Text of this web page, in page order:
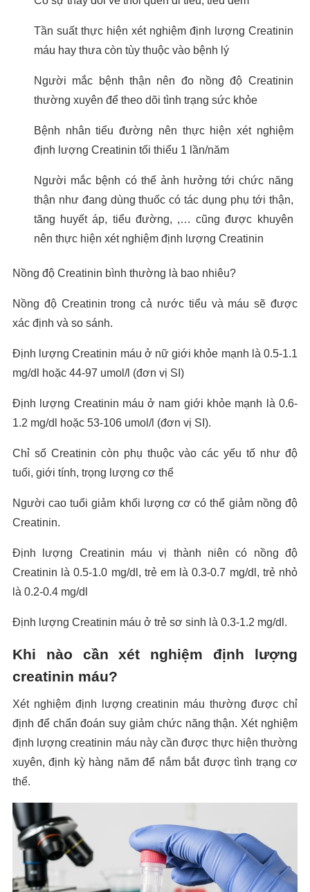
Tần suất thực hiện xét nghiệm định lượng Creatinin
máu hay thưa còn tùy thuộc vào bệnh lý
Người mắc bệnh thận nên đo nồng độ Creatinin
thường xuyên để theo dõi tình trạng sức khỏe
Bệnh nhân tiểu đường nên thực hiện xét nghiệm
định lượng Creatinin tối thiểu 1 lần/năm
Người mắc bệnh có thể ảnh hưởng tới chức năng
thận như đang dùng thuốc có tác dụng phụ tới thận,
tăng huyết áp, tiểu đường, ,… cũng được khuyên
nên thực hiện xét nghiệm định lượng Creatinin
Nồng độ Creatinin bình thường là bao nhiêu?
Nồng độ Creatinin trong cả nước tiểu và máu sẽ được
xác định và so sánh.
Định lượng Creatinin máu ở nữ giới khỏe mạnh là 0.5-1.1
mg/dl hoặc 44-97 umol/l (đơn vị SI)
Định lượng Creatinin máu ở nam giới khỏe mạnh là 0.6-
1.2 mg/dl hoặc 53-106 umol/l (đơn vị SI).
Chỉ số Creatinin còn phụ thuộc vào các yếu tố như độ
tuổi, giới tính, trọng lượng cơ thể
Người cao tuổi giảm khối lượng cơ có thể giảm nồng độ
Creatinin.
Định lượng Creatinin máu vị thành niên có nồng độ
Creatinin là 0.5-1.0 mg/dl, trẻ em là 0.3-0.7 mg/dl, trẻ nhỏ
là 0.2-0.4 mg/dl
Định lượng Creatinin máu ở trẻ sơ sinh là 0.3-1.2 mg/dl.
Khi nào cần xét nghiệm định lượng
creatinin máu?
Xét nghiệm định lượng creatinin máu thường được chỉ
định để chẩn đoán suy giảm chức năng thận. Xét nghiệm
định lượng creatinin máu này cần được thực hiện thường
xuyên, định kỳ hàng năm để nắm bắt được tình trạng cơ
thể.